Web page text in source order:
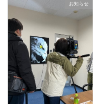
お知らせ